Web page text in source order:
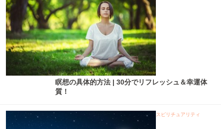
瞑想の具体的方法 | 30分でリフレッシュ＆幸運体
質！
スピリチュアリティ